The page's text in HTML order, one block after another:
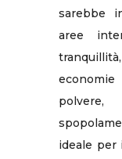
sarebbe
aree
ideale per i